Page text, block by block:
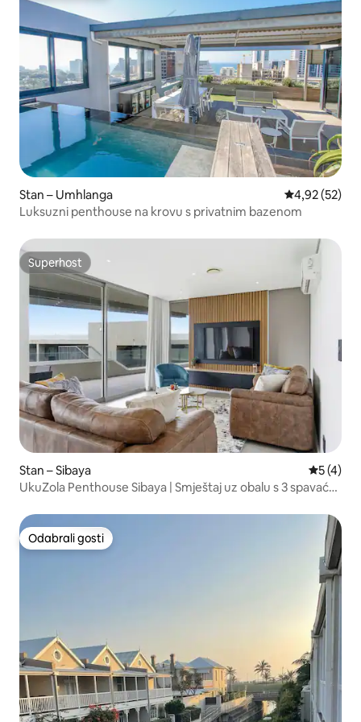
Stan – Umhlanga Prosječna
4,92 (52)
Luksuzni penthouse na krovu s privatnim bazenom
Superhost
Superhost
Stan – Sibaya
5 (4)
UkuZola Penthouse Sibaya | Smještaj uz obalu s 3 spavaće
Odabrali gosti
Odabrali gosti